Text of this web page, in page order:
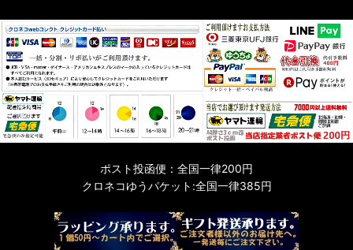
ポスト投函便：全国一律200円
クロネコゆうパケット:全国一律385円